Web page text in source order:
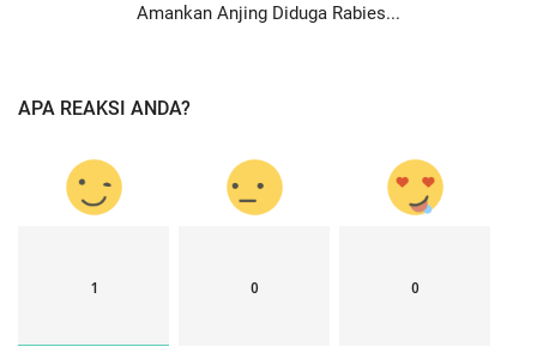
Amankan Anjing Diduga Rabies...
APA REAKSI ANDA?
1 0 0